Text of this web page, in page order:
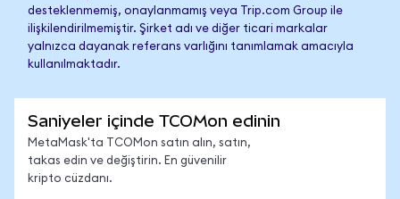
desteklenmemiş, onaylanmamış veya Trip.com Group ile
ilişkilendirilmemiştir. Şirket adı ve diğer ticari markalar
yalnızca dayanak referans varlığını tanımlamak amacıyla
kullanılmaktadır.
Saniyeler içinde TCOMon edinin
MetaMask'ta TCOMon satın alın, satın,
takas edin ve değiştirin. En güvenilir
kripto cüzdanı.